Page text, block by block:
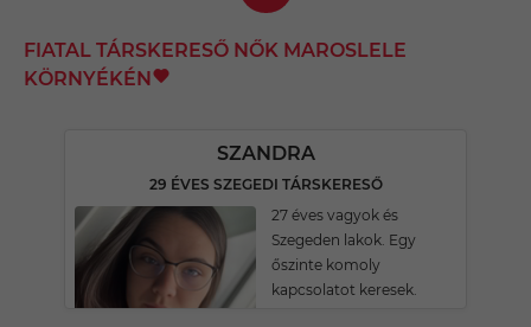
FIATAL TÁRSKERESŐ NŐK MAROSLELE
KÖRNYÉKÉN
SZANDRA
29 ÉVES SZEGEDI TÁRSKERESŐ
27 éves vagyok és
Szegeden lakok. Egy
őszinte komoly
kapcsolatot keresek.